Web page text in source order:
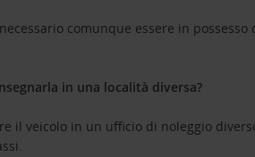
comunque essere in
in una località diversa?
il veicolo in un ufficio di noleggio